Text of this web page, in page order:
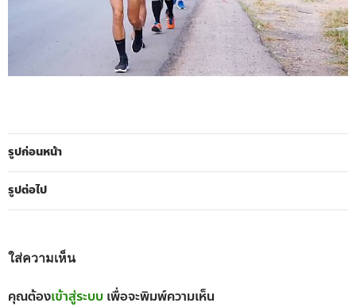
รูปก่อนหน้า
รูปต่อไป
ใส่ความเห็น
คุณต้องเข้าสู่ระบบ เพื่อจะพิมพ์ความเห็น